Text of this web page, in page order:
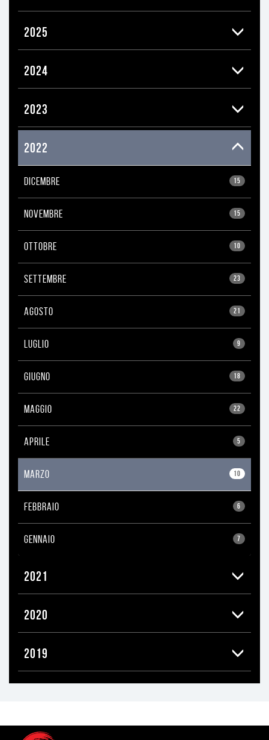
2025
2024
2023
2022
15
DICEMBRE
15
NOVEMBRE
10
OTTOBRE
23
SETTEMBRE
21
AGOSTO
9
LUGLIO
18
GIUGNO
22
MAGGIO
5
APRILE
10
MARZO
6
FEBBRAIO
7
GENNAIO
2021
2020
2019